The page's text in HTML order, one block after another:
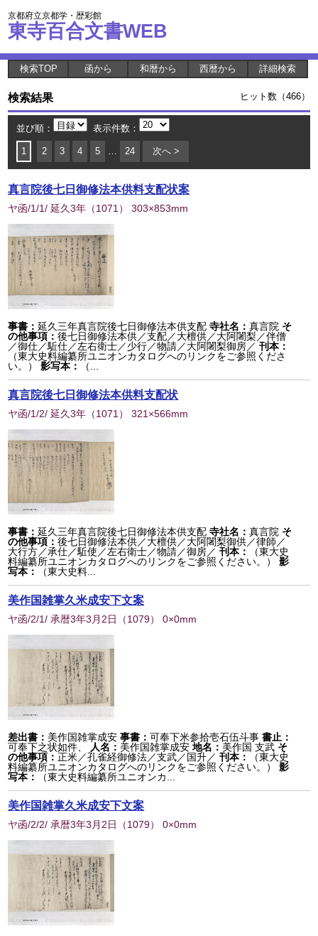
京都府立京都学・歴彩館
東寺百合文書WEB
検索TOP 函から 和暦から 西暦から 詳細検索
検索結果 ヒット数（466）
並び順： 表示件数：
1 2 3 4 5 … 24 次へ >
真言院後七日御修法本供料支配状案
ヤ函/1/1/ 延久3年 （1071 ） 303×853mm
事書：延久三年真言院後七日御修法本供支配 寺社名：真言院 そ
の他事項：後七日御修法本供／支配／大檀供／大阿闍梨／伴僧
／御仕／駈仕／左右衛士／少行／物請／大阿闍梨御房／ 刊本：
（東大史料編纂所ユニオンカタログへのリンクをご参照くださ
い。）
影写本： （...
真言院後七日御修法本供料支配状
ヤ函/1/2/ 延久3年 （1071 ） 321×566mm
事書：延久三年真言院後七日御修法本供支配 寺社名：真言院 そ
の他事項：後七日御修法本供／大檀供／大阿闍梨御供／律師／
大行方／承仕／駈使／左右衛士／物請／御房／ 刊本：
（東大史
料編纂所ユニオンカタログへのリンクをご参照ください。）
影
写本：
（東大史料...
美作国雑掌久米成安下文案
ヤ函/2/1/ 承暦3年3月2日 （1079） 0×0mm
差出書： 美作国雑掌成安 事書：可奉下米参拾壱石伍斗事 書止：
可奉下之状如件、
人名： 美作国雑掌成安 地名： 美作国 支武 そ
の他事項：正米／孔雀経御修法／支武／国升／刊本：
（東大史
料編纂所ユニオンカタログへのリンクをご参照ください。）
影
写本：
（東大史料編纂所ユニオンカ...
美作国雑掌久米成安下文案
ヤ函/2/2/ 承暦3年3月2日 （1079） 0×0mm